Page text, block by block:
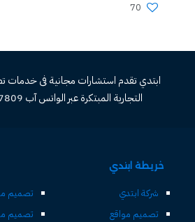
70
ابتدي تقدم استشارات مجانية فى خدمات
التجارية المبتكرة عبر الواتس آب 00966582577809
خريطة ابتدي
شركة ابتدي
تصميم مواقع
تصميم
تصميم